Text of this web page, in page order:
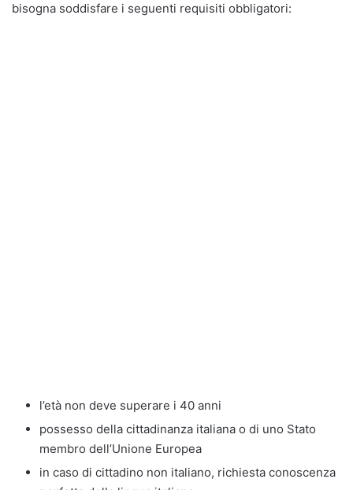
bisogna soddisfare i seguenti requisiti obbligatori:
l’età non deve superare i 40 anni
possesso della cittadinanza italiana o di uno Stato
membro dell’Unione Europea
in caso di cittadino non italiano, richiesta conoscenza